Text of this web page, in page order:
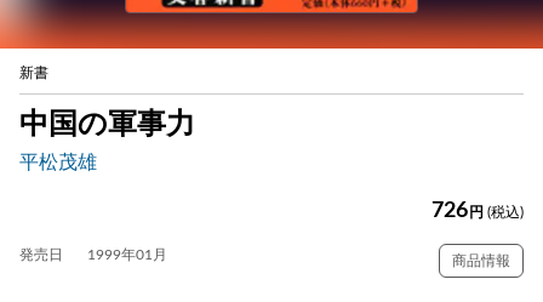
新書
中国の軍事力
平松茂雄
726 円 (税込)
発売日 1999年01月 商品情報